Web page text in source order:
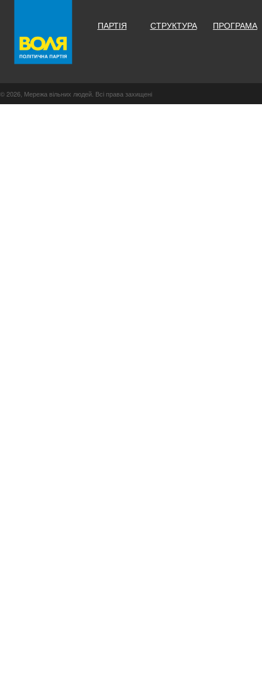
ПАРТІЯ СТРУКТУРА ПРОГРАМА
© 2026, Мережа вільних людей. Всі права захищені